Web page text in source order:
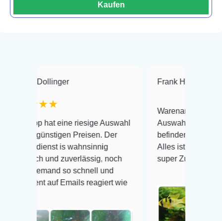
Kaufen
eine riesige Auswahl
Preisen. Der
is wahnsinnig
zuverlässig, noch
so schnell und
Emails reagiert wie
Frank Hackmayer
Warenanlieferung Top und die
Auswahl plus gesundheitliches
befinden der Fische
Alles ist quick lebendig und im
super Zustand. Gerne wieder